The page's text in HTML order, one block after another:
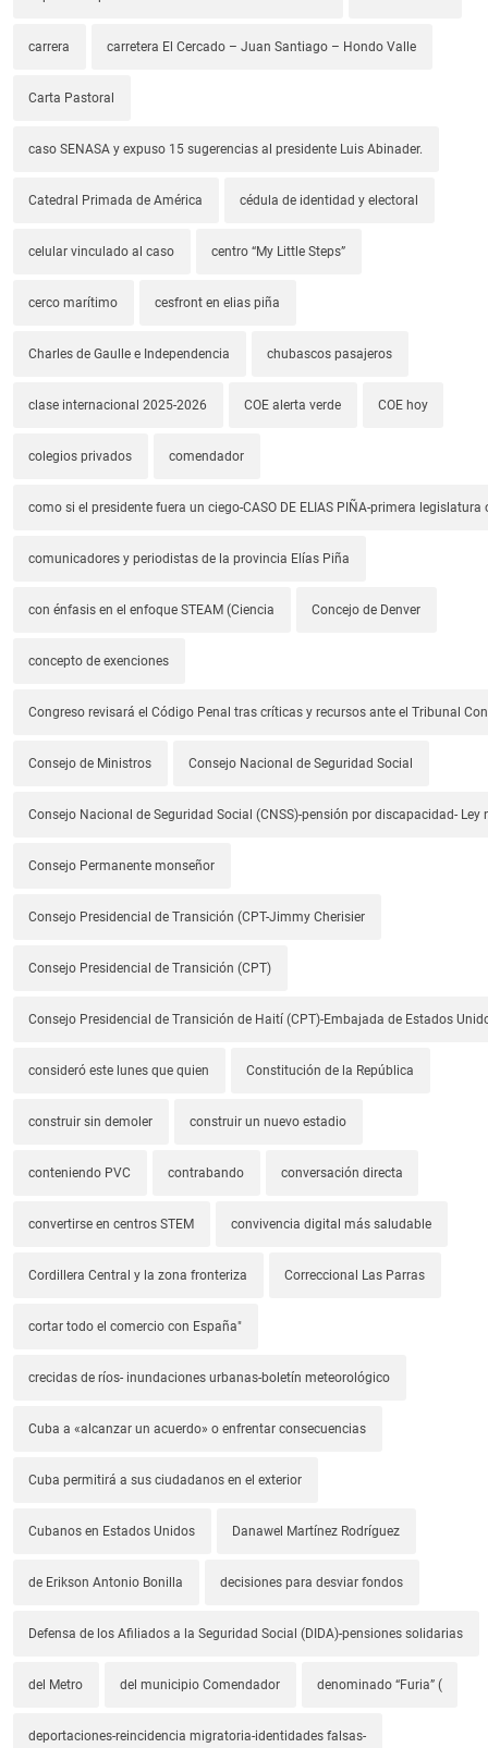
carrera carretera El Cercado – Juan Santiago – Hondo Valle
Carta Pastoral
caso SENASA y expuso 15 sugerencias al presidente Luis Abinader.
Catedral Primada de América cédula de identidad y electoral
celular vinculado al caso centro “My Little Steps”
cerco marítimo cesfront en elias piña
Charles de Gaulle e Independencia chubascos pasajeros
clase internacional 2025-2026 COE alerta verde COE hoy
colegios privados comendador
como si el presidente fuera un ciego-CASO DE ELIAS PIÑA-primera legislatura
comunicadores y periodistas de la provincia Elías Piña
con énfasis en el enfoque STEAM (Ciencia Concejo de Denver
concepto de exenciones
Congreso revisará el Código Penal tras críticas y recursos ante el Tribunal
Consejo de Ministros Consejo Nacional de Seguridad Social
Consejo Nacional de Seguridad Social (CNSS)-pensión por discapacidad- Ley
Consejo Permanente monseñor
Consejo Presidencial de Transición (CPT-Jimmy Cherisier
Consejo Presidencial de Transición (CPT)
Consejo Presidencial de Transición de Haití (CPT)-Embajada de Estados
consideró este lunes que quien Constitución de la República
construir sin demoler construir un nuevo estadio
conteniendo PVC contrabando conversación directa
convertirse en centros STEM convivencia digital más saludable
Cordillera Central y la zona fronteriza Correccional Las Parras
cortar todo el comercio con España"
crecidas de ríos- inundaciones urbanas-boletín meteorológico
Cuba a «alcanzar un acuerdo» o enfrentar consecuencias
Cuba permitirá a sus ciudadanos en el exterior
Cubanos en Estados Unidos Danawel Martínez Rodríguez
de Erikson Antonio Bonilla decisiones para desviar fondos
Defensa de los Afiliados a la Seguridad Social (DIDA)-pensiones solidarias
del Metro del municipio Comendador denominado “Furia” (
deportaciones-reincidencia migratoria-identidades falsas-